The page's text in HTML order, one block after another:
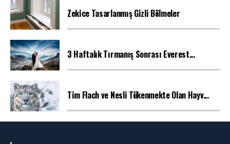
Zekice Tasarlanmış Gizli Bölmeler
3 Haftalık Tırmanış Sonrası Everest...
Tim Flach ve Nesli Tükenmekte Olan Hayv...